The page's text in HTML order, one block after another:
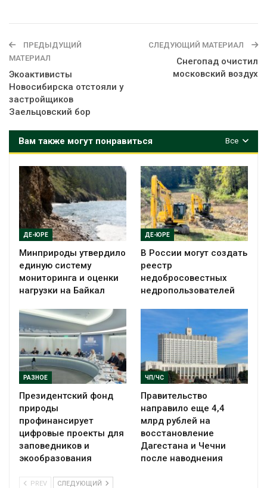
ПРЕДЫДУЩИЙ
МАТЕРИАЛ
Экоактивисты
Новосибирска отстояли у
застройщиков
Заельцовский бор
СЛЕДУЮЩИЙ МАТЕРИАЛ
Снегопад очистил
московский воздух
Все
Вам также могут понравиться
ДЕ-ЮРЕ
Минприроды утвердило
единую систему
мониторинга и оценки
нагрузки на Байкал
ДЕ-ЮРЕ
В России могут создать
реестр
недобросовестных
недропользователей
РАЗНОЕ
Президентский фонд
природы
профинансирует
цифровые проекты для
заповедников и
экообразования
ЧП/ЧС
Правительство
направило еще 4,4
млрд рублей на
восстановление
Дагестана и Чечни
после наводнения
PREV СЛЕДУЮЩИЙ